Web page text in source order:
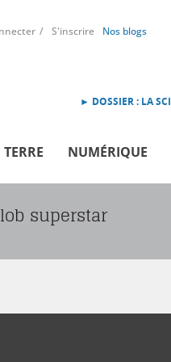
S'inscrire Nos blogs
► DOSSIER : LA
TERRE NUMÉRIQUE
superstar